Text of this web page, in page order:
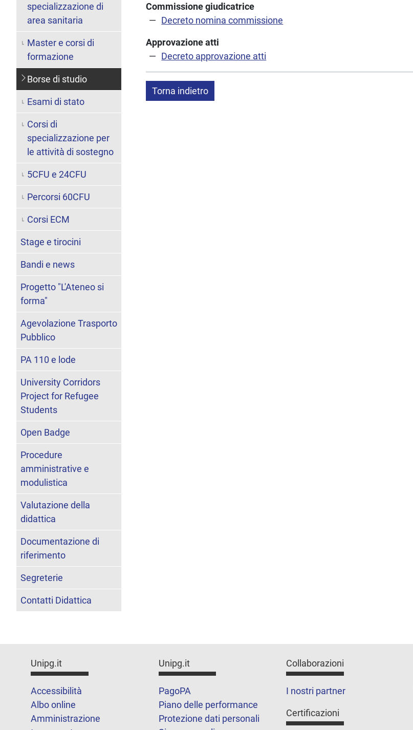
Commissione giudicatrice
Decreto nomina commissione
Approvazione atti
Decreto approvazione atti
Torna indietro
specializzazione di
area sanitaria
Master e corsi di
formazione
Borse di studio
Esami di stato
Corsi di
specializzazione per
le attività di sostegno
5CFU e 24CFU
Percorsi 60CFU
Corsi ECM
Stage e tirocini
Bandi e news
Progetto "L'Ateneo si
forma"
Agevolazione Trasporto
Pubblico
PA 110 e lode
University Corridors
Project for Refugee
Students
Open Badge
Procedure
amministrative e
modulistica
Valutazione della
didattica
Documentazione di
riferimento
Segreterie
Contatti Didattica
Unipg.it
Accessibilità
Albo online
Amministrazione
Unipg.it
PagoPA
Piano delle performance
Protezione dati personali
Collaborazioni
I nostri partner
Certificazioni